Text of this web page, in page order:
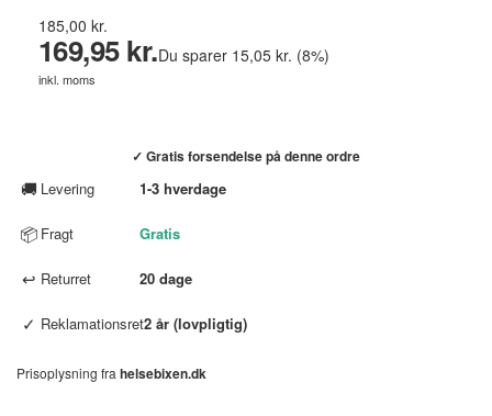
185,00 kr.
169,95 kr.Du sparer 15,05 kr. (8%)
inkl. moms
✓ Gratis forsendelse på denne ordre
🚚 Levering 1-3 hverdage
📦 Fragt Gratis
↩ Returret 20 dage
✓ Reklamationsret2 år (lovpligtig)
Prisoplysning fra helsebixen.dk